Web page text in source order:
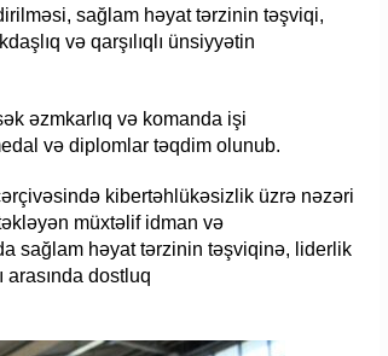
sağlam həyat tərzinin təşviqi,
və qarşılıqlı ünsiyyətin
əzmkarlıq və komanda işi
və diplomlar təqdim olunub.
kibertəhlükəsizlik üzrə nəzəri
müxtəlif idman və
sağlam həyat tərzinin təşviqinə, liderlik
arasında dostluq